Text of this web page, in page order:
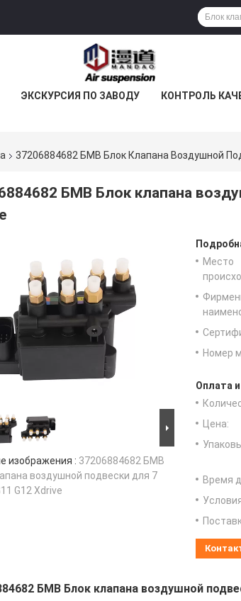
ЭКСКУРСИЯ ПО ЗАВОДУ КОНТРОЛЬ
37206884682 БМВ Блок Клапана Воздушной
БМВ Блок клапана
изображения : 37206884682 БМВ
воздушной подвески для 7
G12 Xdrive
Место
Номер
Оплата
Цена:
Время
БМВ Блок клапана воздушной